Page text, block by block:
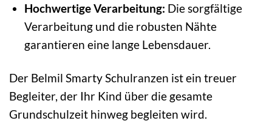
Hochwertige Verarbeitung: Die sorgfältige
Verarbeitung und die robusten Nähte
garantieren eine lange Lebensdauer.
Der Belmil Smarty Schulranzen ist ein treuer
Begleiter, der Ihr Kind über die gesamte
Grundschulzeit hinweg begleiten wird.